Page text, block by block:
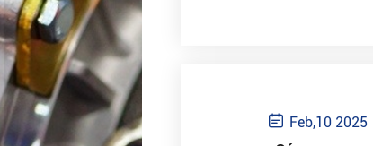
 Feb,10 2025